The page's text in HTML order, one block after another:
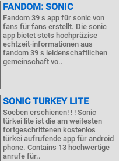
FANDOM: SONIC
Fandom 39 s app für sonic von
fans für fans erstellt. Die sonic
app bietet stets hochpräzise
echtzeit-informationen aus
fandom 39 s leidenschaftlichen
gemeinschaft vo..
SONIC TURKEY LITE
Soeben erschienen! ! ! Sonic
türkei lite ist die am weitesten
fortgeschrittenen kostenlos
türkei aufrufende app für android
phone. Contains 13 hochwertige
anrufe für..